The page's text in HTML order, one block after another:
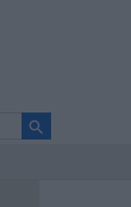
search